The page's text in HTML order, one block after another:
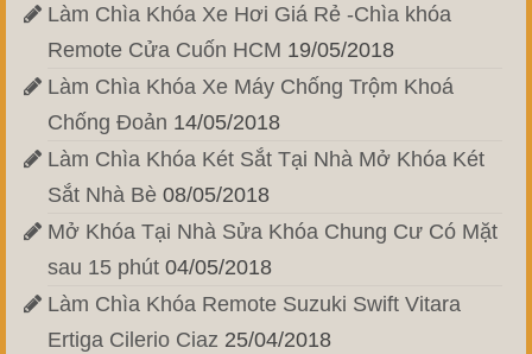
Làm Chìa Khóa Xe Hơi Giá Rẻ -Chìa khóa
Remote Cửa Cuốn HCM 19/05/2018
Làm Chìa Khóa Xe Máy Chống Trộm Khoá
Chống Đoản 14/05/2018
Làm Chìa Khóa Két Sắt Tại Nhà Mở Khóa Két
Sắt Nhà Bè 08/05/2018
Mở Khóa Tại Nhà Sửa Khóa Chung Cư Có Mặt
sau 15 phút 04/05/2018
Làm Chìa Khóa Remote Suzuki Swift Vitara
Ertiga Cilerio Ciaz 25/04/2018